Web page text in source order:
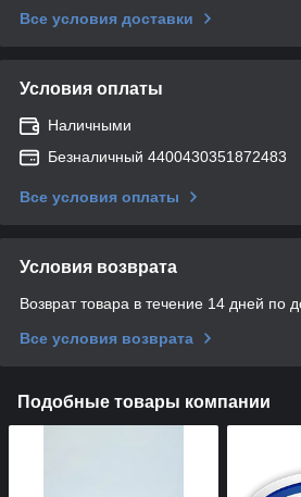
Все условия доставки
Условия оплаты
Наличными
Безналичный 4400430351872483
Все условия оплаты
Условия возврата
Возврат товара в течение 14 дней по
Все условия возврата
Подобные товары компании